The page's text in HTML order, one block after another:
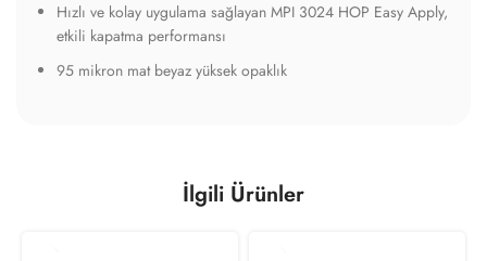
Hızlı ve kolay uygulama sağlayan MPI 3024 HOP Easy Apply,
etkili kapatma performansı
95 mikron mat beyaz yüksek opaklık
İlgili Ürünler